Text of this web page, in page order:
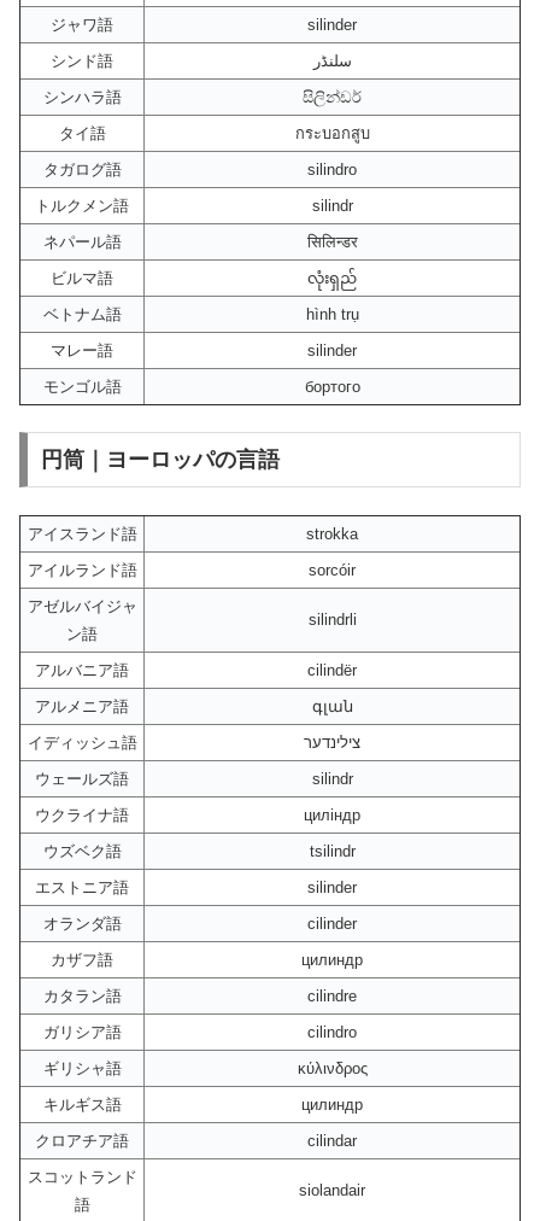
ジャワ語
silinder
シンド語
سلنڈر
シンハラ語
සිලින්ඩර්
タイ語
กระบอกสูบ
タガログ語
silindro
トルクメン語
silindr
ネパール語
सिलिन्डर
ビルマ語
လုံးရှည်
ベトナム語
hình trụ
マレー語
silinder
モンゴル語
бортого
円筒｜ヨーロッパの言語
アイスランド語
strokka
アイルランド語
sorcóir
アゼルバイジャ
ン語
silindrli
アルバニア語
cilindër
アルメニア語
գլան
イディッシュ語
צילינדער
ウェールズ語
silindr
ウクライナ語
циліндр
ウズベク語
tsilindr
エストニア語
silinder
オランダ語
cilinder
カザフ語
цилиндр
カタラン語
cilindre
ガリシア語
cilindro
ギリシャ語
κύλινδρος
キルギス語
цилиндр
クロアチア語
cilindar
スコットランド
語
siolandair